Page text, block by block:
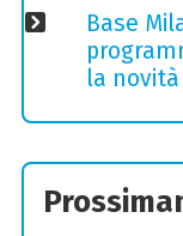
Base
la